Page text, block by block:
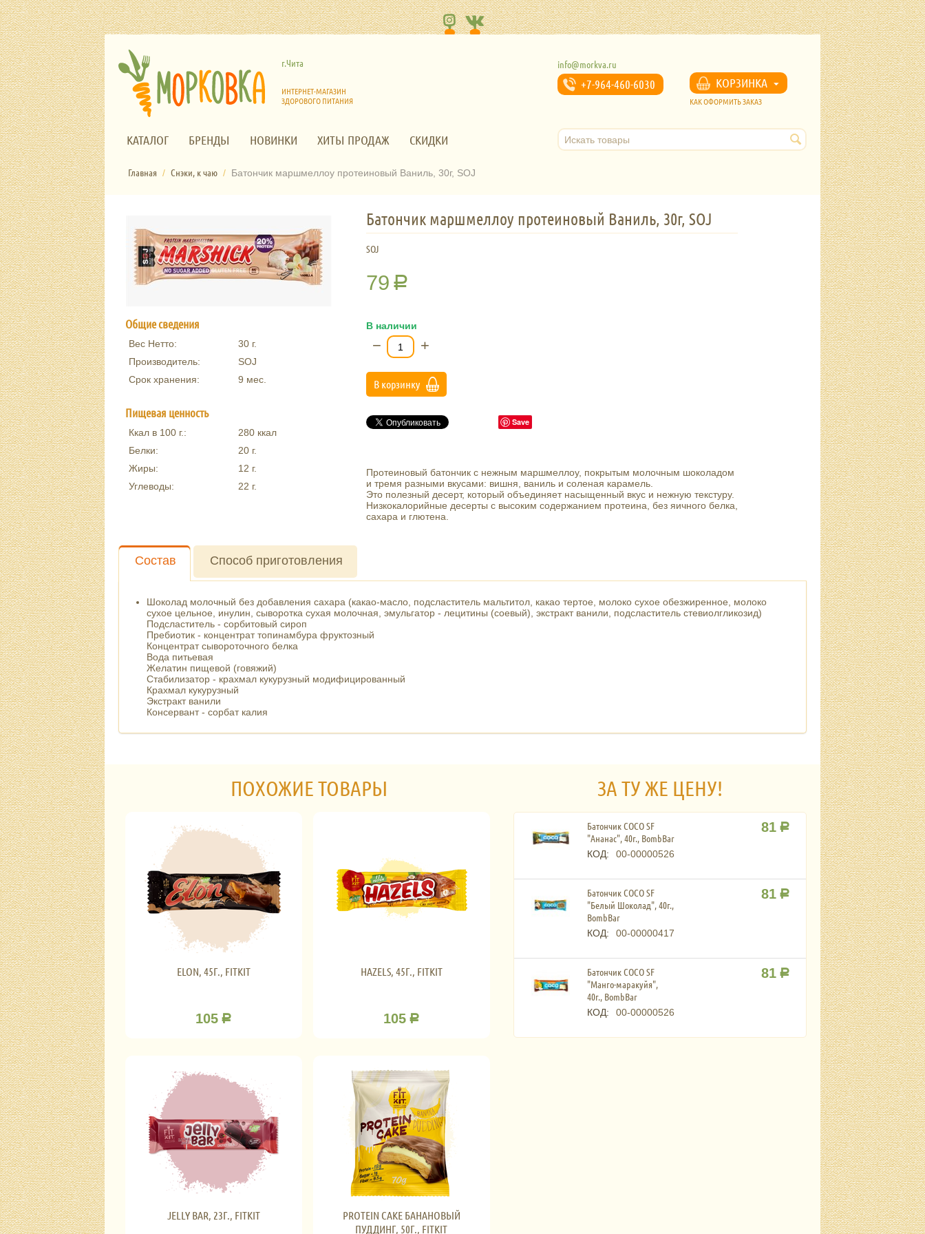
г.Чита
ИНТЕРНЕТ-МАГАЗИН
ЗДОРОВОГО ПИТАНИЯ
info@morkva.ru
+7-964-460-6030 КОРЗИНКА
КАК ОФОРМИТЬ ЗАКАЗ
КАТАЛОГ БРЕНДЫ НОВИНКИ ХИТЫ ПРОДАЖ СКИДКИ
Главная / Снэки, к чаю / Батончик маршмеллоу протеиновый Ваниль, 30г, SOJ
Общие сведения
Вес Нетто: 30 г.
Производитель:
SOJ
Срок хранения:
9 мес.
Пищевая ценность
Ккал в 100 г.: 280 ккал
Белки:
20 г.
Жиры:
12 г.
Углеводы:
22 г.
Батончик маршмеллоу протеиновый Ваниль, 30г, SOJ
SOJ
79 Р
В наличии
− +
В корзинку
Save
Протеиновый батончик с нежным маршмеллоу, покрытым молочным шоколадом
и тремя разными вкусами: вишня, ваниль и соленая карамель.
Это полезный десерт, который объединяет насыщенный вкус и нежную текстуру.
Низкокалорийные десерты с высоким содержанием протеина, без яичного белка,
сахара и глютена.
Состав Способ приготовления
Шоколад молочный без добавления сахара (какао-масло, подсластитель мальтитол, какао тертое, молоко сухое обезжиренное, молоко
сухое цельное, инулин, сыворотка сухая молочная, эмульгатор - лецитины (соевый), экстракт ванили, подсластитель стевиолгликозид)
Подсластитель - сорбитовый сироп
Пребиотик - концентрат топинамбура фруктозный
Концентрат сывороточного белка
Вода питьевая
Желатин пищевой (говяжий)
Стабилизатор - крахмал кукурузный модифицированный
Крахмал кукурузный
Экстракт ванили
Консервант - сорбат калия
ПОХОЖИЕ ТОВАРЫ
ELON, 45Г., FITKIT
105 Р
HAZELS, 45Г., FITKIT
105 Р
JELLY BAR, 23Г., FITKIT
PROTEIN CAKE БАНАНОВЫЙ
ПУДДИНГ, 50Г., FITKIT
ЗА ТУ ЖЕ ЦЕНУ!
Батончик COCO SF
"Ананас", 40г., BombBar
КОД: 00-00000526
81 Р
Батончик COCO SF
"Белый Шоколад", 40г.,
BombBar
КОД: 00-00000417
81 Р
Батончик COCO SF
"Манго-маракуйя",
40г., BombBar
КОД: 00-00000526
81 Р